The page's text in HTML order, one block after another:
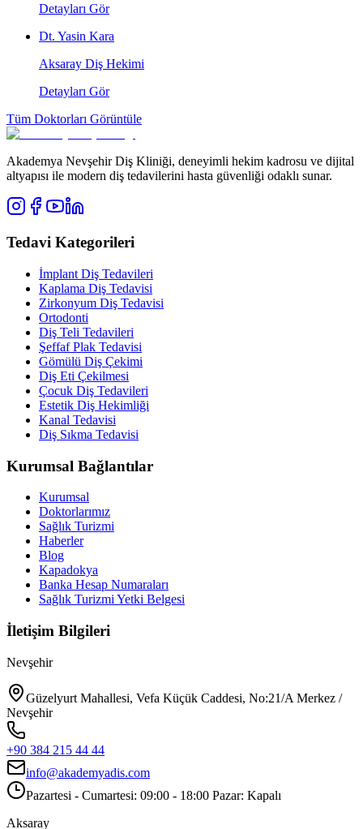
Detayları Gör
Dt. Yasin Kara
Aksaray Diş Hekimi
Detayları Gör
Tüm Doktorları Görüntüle
Akademya Nevşehir Diş Kliniği, deneyimli hekim kadrosu ve dijital
altyapısı ile modern diş tedavilerini hasta güvenliği odaklı sunar.
Tedavi Kategorileri
İmplant Diş Tedavileri
Kaplama Diş Tedavisi
Zirkonyum Diş Tedavisi
Ortodonti
Diş Teli Tedavileri
Şeffaf Plak Tedavisi
Gömülü Diş Çekimi
Diş Eti Çekilmesi
Çocuk Diş Tedavileri
Estetik Diş Hekimliği
Kanal Tedavisi
Diş Sıkma Tedavisi
Kurumsal Bağlantılar
Kurumsal
Doktorlarımız
Sağlık Turizmi
Haberler
Blog
Kapadokya
Banka Hesap Numaraları
Sağlık Turizmi Yetki Belgesi
İletişim Bilgileri
Nevşehir
Güzelyurt Mahallesi, Vefa Küçük Caddesi, No:21/A Merkez /
Nevşehir
+90 384 215 44 44
info@akademyadis.com
Pazartesi - Cumartesi: 09:00 - 18:00 Pazar: Kapalı
Aksaray